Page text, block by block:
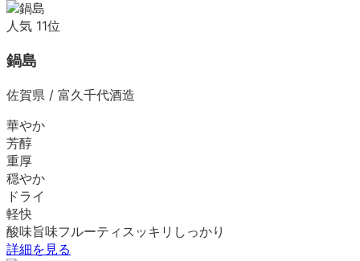
人気 11位
鍋島
佐賀県 / 富久千代酒造
華やか
芳醇
重厚
穏やか
ドライ
軽快
酸味旨味フルーティ スッキリ しっかり
詳細を見る